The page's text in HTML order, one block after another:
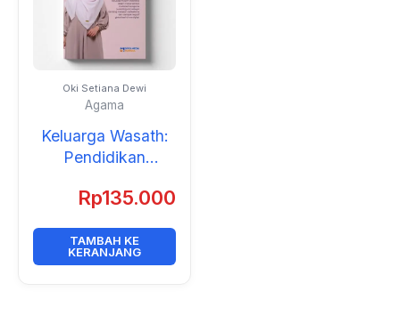
Oki Setiana Dewi
Agama
Keluarga Wasath:
Pendidikan
Digital
Rp135.000
TAMBAH KE
KERANJANG